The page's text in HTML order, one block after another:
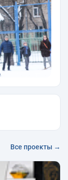
Все проекты →